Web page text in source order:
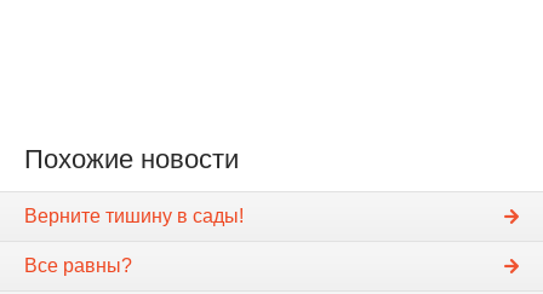
Похожие новости
Верните тишину в сады!
Все равны?